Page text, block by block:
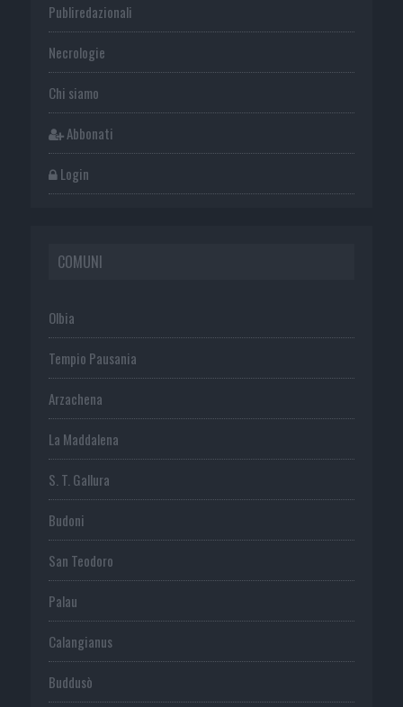
Publiredazionali
Necrologie
Chi siamo
Abbonati
Login
COMUNI
Olbia
Tempio Pausania
Arzachena
La Maddalena
S. T. Gallura
Budoni
San Teodoro
Palau
Calangianus
Buddusò